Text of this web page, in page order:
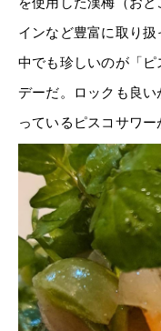
インなど豊富に取り扱
中でも珍しいのが「
デーだ。ロックも良
っているピスコサワー